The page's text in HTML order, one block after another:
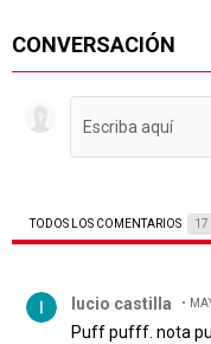
CONVERSACIÓN
TODOS LOS COMENTARIOS 17
lucio castilla
Puff pufff. nota